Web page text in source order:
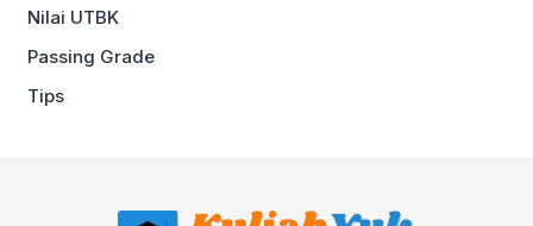
Nilai UTBK
Passing Grade
Tips